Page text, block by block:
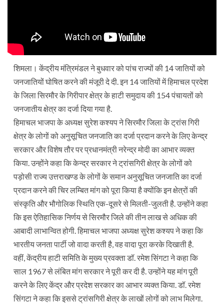
शिमला। केंद्रीय मंत्रिमंडल ने बुधवार को पांच राज्यों की 14 जातियों को
जनजातियों घोषित करने की मंजूरी दे दी. इन 14 जातियों में हिमाचल प्रदेश
के जिला सिरमौर के गिरीपार क्षेत्र के हाटी समुदाय की 154 पंचायतों को
जनजातीय क्षेत्र का दर्जा दिया गया है.
हिमाचल भाजपा के अध्यक्ष सुरेश कश्यप ने सिरमौर जिला के ट्रांस गिरी
क्षेत्र के लोगों को अनुसूचित जनजाति का दर्जा प्रदान करने के लिए केन्द्र
सरकार और विशेष तौर पर प्रधानमंत्री नरेन्द्र मोदी का आभार व्यक्त
किया. उन्होंने कहा कि केन्द्र सरकार ने ट्रांसगिरी क्षेत्र के लोगों को
पड़ोसी राज्य उत्तराखण्ड के लोगों के समान अनुसूचित जनजाति का दर्जा
प्रदान करने की चिर लम्बित मांग को पूरा किया है क्योंकि इन क्षेत्रों की
संस्कृति और भौगोलिक स्थिति एक-दूसरे से मिलती-जुलती है. उन्होंने कहा
कि इस ऐतिहासिक निर्णय से सिरमौर जिले की तीन लाख से अधिक की
आबादी लाभान्वित होगी. हिमाचल भाजपा अध्यक्ष सुरेश कश्यप ने कहा कि
भारतीय जनता पार्टी जो वादा करती है, वह वादा पूरा करके दिखाती है.
वहीं, केंद्रीय हाटी समिति के मुख्य प्रवक्ता डॉ. रमेश सिंगटा ने कहा कि
साल 1967 से लंबित मांग सरकार ने पूरी कर दी है. उन्होंने यह मांग पूरी
करने के लिए केंद्र और प्रदेश सरकार का आभार व्यक्त किया. डॉ. रमेश
सिंगटा ने कहा कि इससे ट्रांसगिरी क्षेत्र के लाखों लोगों को लाभ मिलेगा.